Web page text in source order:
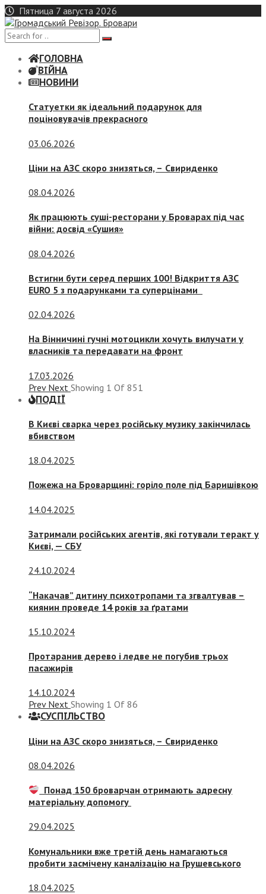
Skip
to
content
Пятница 7 августа 2026
ГОЛОВНА
ВІЙНА
НОВИНИ
Статуетки як ідеальний подарунок для
поціновувачів прекрасного
03.06.2026
Ціни на АЗС скоро знизяться, – Свириденко
08.04.2026
Як працюють суші-ресторани у Броварах під час
війни: досвід «Сушия»
08.04.2026
Встигни бути серед перших 100! Відкриття АЗС
EURO 5 з подарунками та суперцінами
02.04.2026
На Вінничині гучні мотоцикли хочуть вилучати у
власників та передавати на фронт
17.03.2026
Prev Next Showing 1 Of 851
ПОДІЇ
В Києві сварка через російську музику закінчилась
вбивством
18.04.2025
Пожежа на Броварщині: горіло поле під Баришівкою
14.04.2025
Затримали російських агентів, які готували теракт у
Києві, — СБУ
24.10.2024
“Накачав” дитину психотропами та згвалтував –
киянин проведе 14 років за ґратами
15.10.2024
Протаранив дерево і ледве не погубив трьох
пасажирів
14.10.2024
Prev Next Showing 1 Of 86
СУСПIЛЬСТВО
Ціни на АЗС скоро знизяться, – Свириденко
08.04.2026
Понад 150 броварчан отримають адресну
матеріальну допомогу
29.04.2025
Комунальники вже третій день намагаються
пробити засмічену каналізацію на Грушевського
18.04.2025